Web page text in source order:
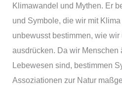
Klimawandel und Mythen. Er
und Symbole, die wir mit
unbewusst bestimmen, wie
ausdrücken. Da wir Menschen
Lebewesen sind, bestimmen
Assoziationen zur Natur